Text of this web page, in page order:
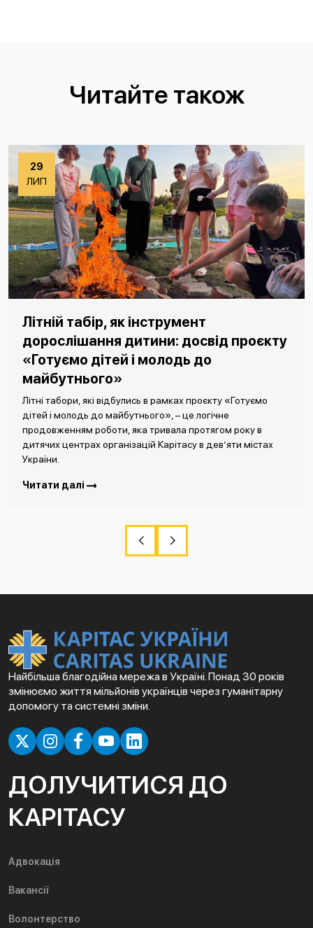
Читайте також
29
ЛИП
Літній табір, як інструмент
дорослішання дитини: досвід проєкту
«Готуємо дітей і молодь до
майбутнього»
Літні табори, які відбулись в рамках проєкту «Готуємо
дітей і молодь до майбутнього», – це логічне
продовженням роботи, яка тривала протягом року в
дитячих центрах організацій Карітасу в дев’яти містах
України.
Читати далі
Найбільша благодійна мережа в Україні. Понад 30 років
змінюємо життя мільйонів українців через гуманітарну
допомогу та системні зміни.
ДОЛУЧИТИСЯ ДО
КАРІТАСУ
Адвокація
Вакансії
Волонтерство